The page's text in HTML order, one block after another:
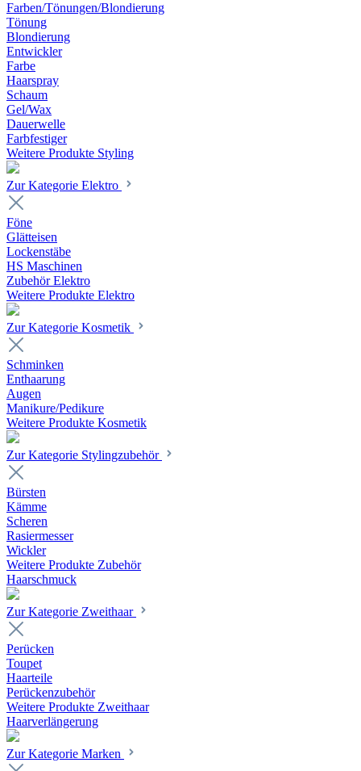
Farben/Tönungen/Blondierung
Tönung
Blondierung
Entwickler
Farbe
Haarspray
Schaum
Gel/Wax
Dauerwelle
Farbfestiger
Weitere Produkte Styling
Zur Kategorie Elektro
Föne
Glätteisen
Lockenstäbe
HS Maschinen
Zubehör Elektro
Weitere Produkte Elektro
Zur Kategorie Kosmetik
Schminken
Enthaarung
Augen
Manikure/Pedikure
Weitere Produkte Kosmetik
Zur Kategorie Stylingzubehör
Bürsten
Kämme
Scheren
Rasiermesser
Wickler
Weitere Produkte Zubehör
Haarschmuck
Zur Kategorie Zweithaar
Perücken
Toupet
Haarteile
Perückenzubehör
Weitere Produkte Zweithaar
Haarverlängerung
Zur Kategorie Marken